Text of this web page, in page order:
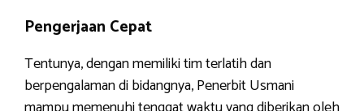
Pengerjaan Cepat
Tentunya, dengan memiliki tim terlatih dan
berpengalaman di bidangnya, Penerbit Usmani